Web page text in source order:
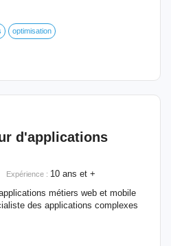
optimisation
d'applications
Expérience : 10 ans et +
métiers web et mobile
des applications complexes